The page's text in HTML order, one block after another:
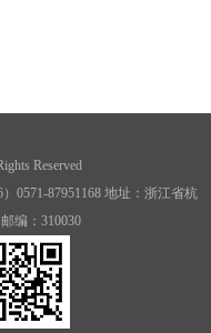
Reserved
）0571-87951168 地址：浙江省杭
编：310030